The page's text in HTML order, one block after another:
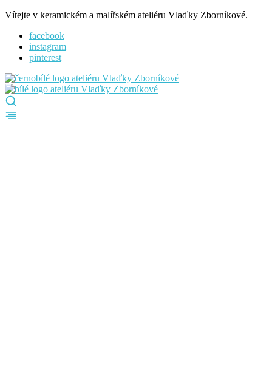
Vítejte v keramickém a malířském ateliéru Vlaďky Zborníkové.
facebook
instagram
pinterest